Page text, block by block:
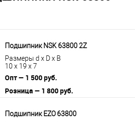
Подшипник NSK 63800 2Z
Размеры d x D x B
10 x 19 x 7
Опт — 1 500 руб.
Розница — 1 800 руб.
Подшипник EZO 63800